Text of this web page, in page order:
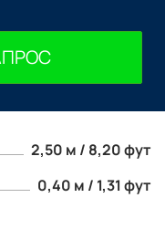
2,50 м / 8,20 фут
0,40 м / 1,31 фут